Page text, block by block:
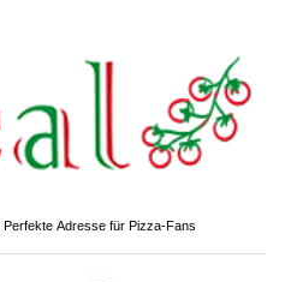
Adresse für Pizza-Fans